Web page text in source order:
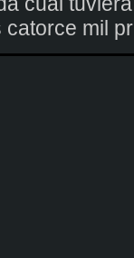
mil